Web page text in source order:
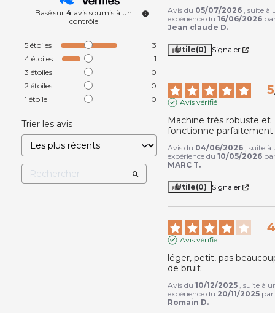
Basé sur 4 avis soumis à un
contrôle
5 étoiles
3
4 étoiles
1
3 étoiles
0
2 étoiles
0
1 étoile 0
Trier les avis
Avis du 05/07/2026 , suite à
expérience du16/06/2026
Jean claude D.
Utile(0) Signaler
5
Avis vérifié
Machine très robuste et
fonctionne parfaitement
Avis du 04/06/2026 , suite à
expérience du10/05/2026
MARC T.
Utile(0) Signaler
Avis vérifié
léger, petit, pas
de bruit
Avis du10/12/2025 , suite à
expérience du 20/11/2025 par
Romain D.